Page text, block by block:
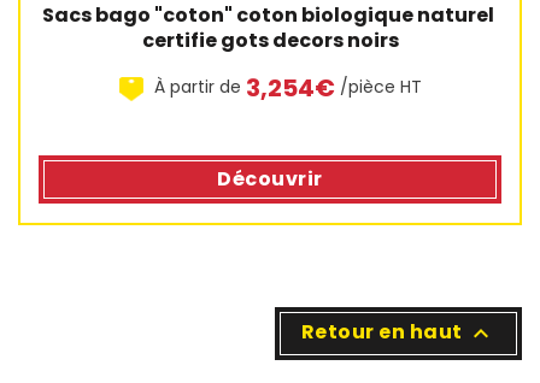
Sacs bago "coton" coton biologique naturel
certifie gots decors noirs
À partir de 3,254€ /pièce HT
Découvrir
Retour en haut 